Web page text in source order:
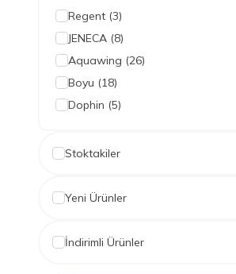
Regent (3)
JENECA (8)
Aquawing (26)
Boyu (18)
Dophin (5)
Hailea(6)
Resun(29)
Sobo(41)
Stoktakiler
Yeni Ürünler
İndirimli Ürünler